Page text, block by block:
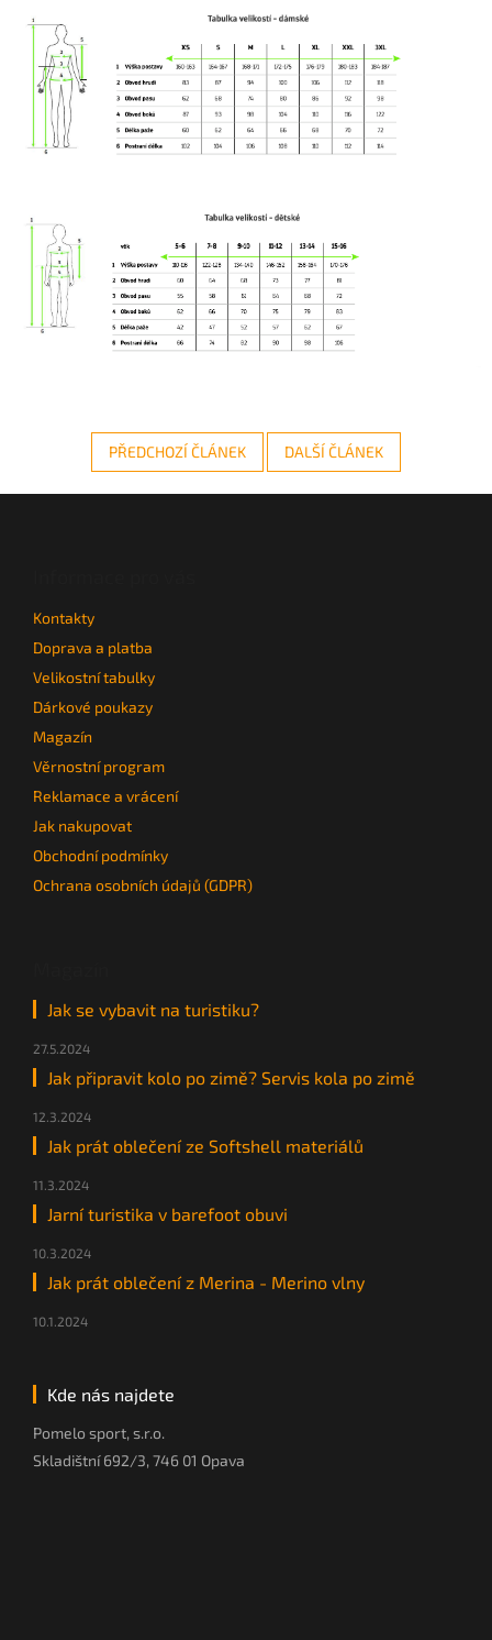
PŘEDCHOZÍ ČLÁNEK DALŠÍ ČLÁNEK
Kontakty
Doprava a platba
Velikostní tabulky
Dárkové poukazy
Magazín
Věrnostní program
Reklamace a vrácení
Jak nakupovat
Obchodní podmínky
Ochrana osobních údajů (GDPR)
Jak se vybavit na turistiku?
27.5.2024
Jak připravit kolo po zimě? Servis kola po zimě
12.3.2024
Jak prát oblečení ze Softshell materiálů
11.3.2024
Jarní turistika v barefoot obuvi
10.3.2024
Jak prát oblečení z Merina - Merino vlny
10.1.2024
Kde nás najdete
Pomelo sport, s.r.o.
Skladištní 692/3, 746 01 Opava